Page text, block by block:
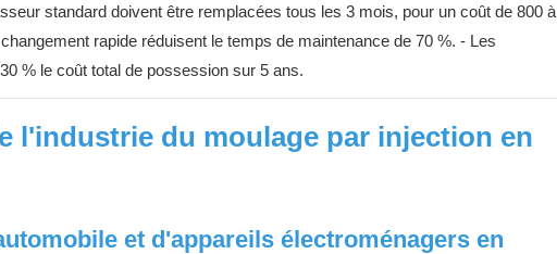
standard doivent être remplacées tous les 3 mois, pour un coût de 800 à
rapide réduisent le temps de maintenance de 70 %. - Les
% le coût total de possession sur 5 ans.
l'industrie du moulage par injection en
et d'appareils électroménagers en